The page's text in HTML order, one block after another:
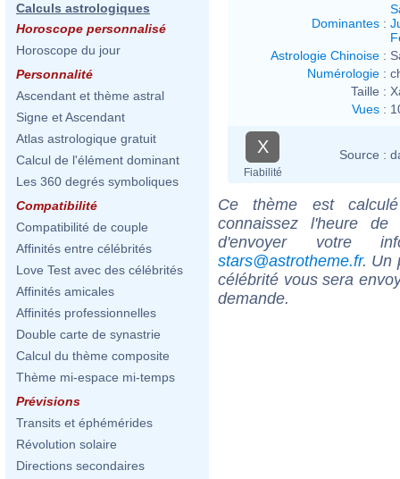
Calculs astrologiques
Horoscope personnalisé
Horoscope du jour
Personnalité
Ascendant et thème astral
Signe et Ascendant
Atlas astrologique gratuit
Calcul de l'élément dominant
Les 360 degrés symboliques
Compatibilité
Compatibilité de couple
Affinités entre célébrités
Love Test avec des célébrités
Affinités amicales
Affinités professionnelles
Double carte de synastrie
Calcul du thème composite
Thème mi-espace mi-temps
Prévisions
Transits et éphémérides
Révolution solaire
Directions secondaires
Dominantes :
Astrologie Chinoise :
Numérologie :
Taille :
Vues :
X
Fiabilité
Source :
Ce thème est
connaissez l'heure
d'envoyer votre
stars@astrotheme.fr. Un
célébrité vous sera
demande.